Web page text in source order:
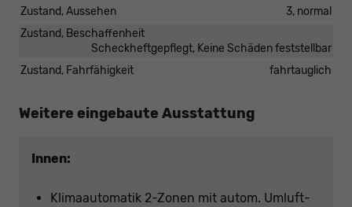
Zustand, Aussehen
3, normal
Zustand, Beschaffenheit
Scheckheftgepflegt, Keine Schäden feststellbar
Zustand, Fahrfähigkeit
fahrtauglich
Weitere eingebaute Ausstattung
Innen:
Klimaautomatik 2-Zonen mit autom. Umluft-